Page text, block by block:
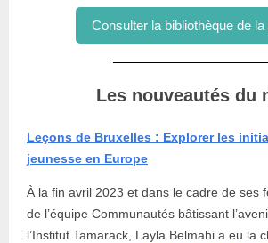
Consulter la bibliothèque de la
Les nouveautés du
Leçons de Bruxelles : Explorer les
jeunesse en Europe
À la fin avril 2023 et dans le cadre de ses
de l’équipe Communautés bâtissant
l’Institut Tamarack, Layla Belmahi a eu la